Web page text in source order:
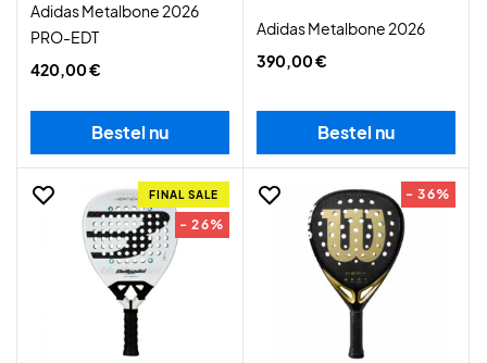
Adidas Metalbone 2026
PRO-EDT
420,00 €
Bestel nu
Adidas Metalbone 2026
390,00 €
Bestel nu
FINAL SALE
- 26%
- 36%